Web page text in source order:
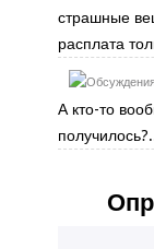
страшные
расплата
А кто-то